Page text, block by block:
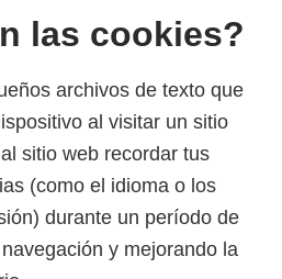
las cookies?
archivos de texto que
al visitar un sitio
sitio web recordar tus
(como el idioma o los
durante un período de
y mejorando la